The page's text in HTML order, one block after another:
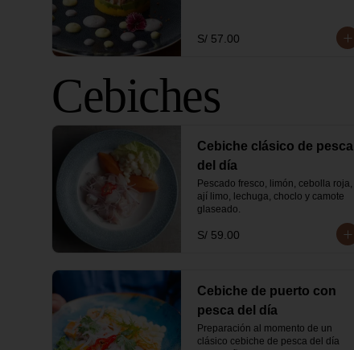
S/ 57.00
Cebiches
Cebiche clásico de pesca
del día
Pescado fresco, limón, cebolla roja,
ají limo, lechuga, choclo y camote
glaseado.
S/ 59.00
Cebiche de puerto con
pesca del día
Preparación al momento de un
clásico cebiche de pesca del día